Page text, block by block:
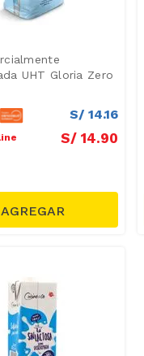
UHT Gloria Zero
S/ 14.16
S/ 14.90